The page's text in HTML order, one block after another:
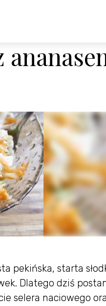
pekińska, starta
Dlatego dziś
selera naciowego